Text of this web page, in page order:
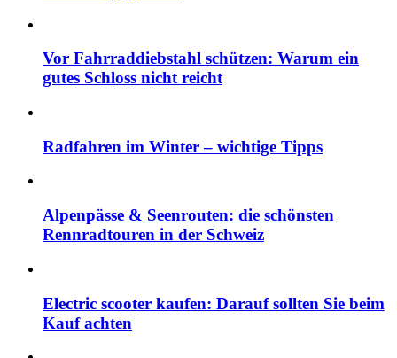
Vor Fahrraddiebstahl schützen: Warum ein
gutes Schloss nicht reicht
Radfahren im Winter – wichtige Tipps
Alpenpässe & Seenrouten: die schönsten
Rennradtouren in der Schweiz
Electric scooter kaufen: Darauf sollten Sie beim
Kauf achten